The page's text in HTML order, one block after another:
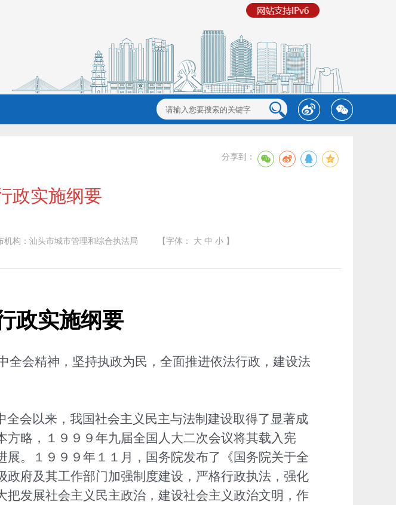
分享到：
政实施纲要
机构：汕头市城市管理和综合执法局 【字体： 大 中 小 】
政实施纲要
全会精神，坚持执政为民，全面推进依法行政，建设法
会以来，我国社会主义民主与法制建设取得了显著成
略，１９９９年九届全国人大二次会议将其载入宪
。１９９９年１１月，国务院发布了《国务院关于全
府及其工作部门加强制度建设，严格行政执法，强化
发展社会主义民主政治，建设社会主义政治文明，作